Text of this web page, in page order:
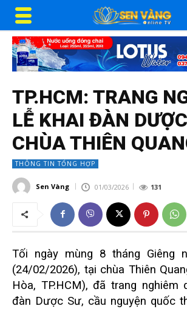
TP.HCM: TRANG
LỄ KHAI ĐÀN
CHÙA THIÊN
THÔNG TIN TỔNG HỢP
Sen Vàng 01/03/2026 131
Tối ngày mùng 8 tháng Giêng
(24/02/2026), tại chùa Thiên
Hòa, TP.HCM), đã trang nghiêm
đàn Dược Sư, cầu nguyện quốc